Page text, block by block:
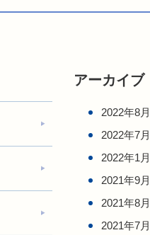
アーカイブ
2022年8月
2022年7月
2022年1月
2021年9月
2021年8月
2021年7月